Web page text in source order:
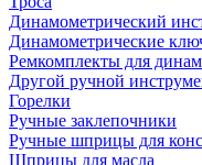
Динамометрический
Динамометрические
Ремкомплекты для
Другой ручной
Горелки
Ручные заклепочники
Ручные шприцы для
Шприцы для масла